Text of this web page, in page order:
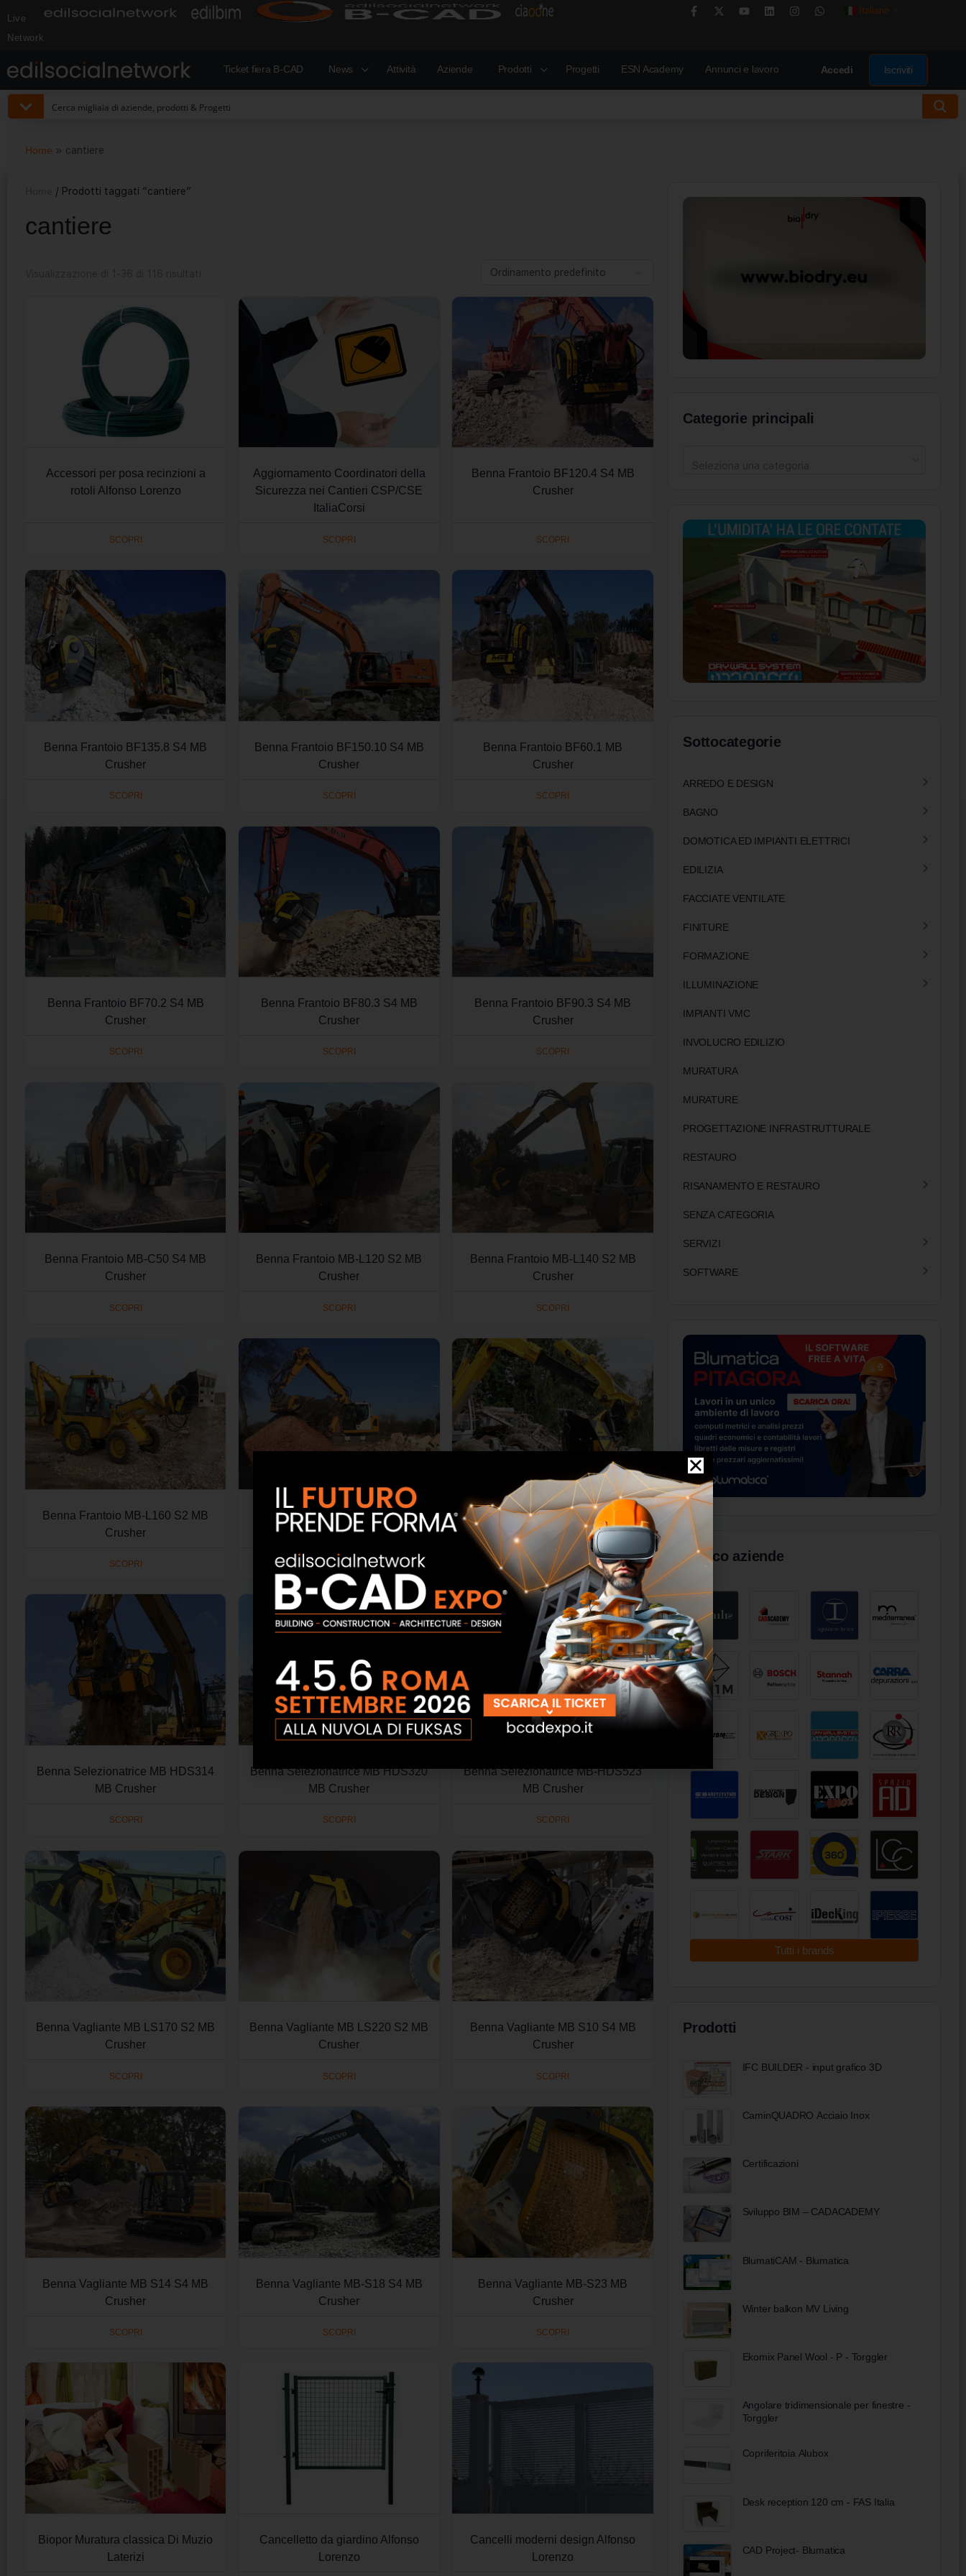
Live
Network
Italiano
Ticket fiera B-CAD News Attività Aziende Prodotti Progetti ESN Academy Annunci e lavoro Accedi Iscriviti
Home » cantiere
/ Prodotti taggati “cantiere”
cantiere
Accessori per posa recinzioni a
rotoli Alfonso Lorenzo
SCOPRI
Aggiornamento Coordinatori della
Sicurezza nei Cantieri CSP/CSE
ItaliaCorsi
SCOPRI
Benna Frantoio BF120.4 S4 MB
Crusher
SCOPRI
Benna Frantoio BF135.8 S4 MB
Crusher
SCOPRI
Benna Frantoio BF150.10 S4 MB
Crusher
SCOPRI
Benna Frantoio BF60.1 MB
Crusher
SCOPRI
Benna Frantoio BF70.2 S4 MB
Crusher
SCOPRI
Benna Frantoio BF80.3 S4 MB
Crusher
SCOPRI
Benna Frantoio BF90.3 S4 MB
Crusher
SCOPRI
Benna Frantoio MB-C50 S4 MB
Crusher
SCOPRI
Benna Frantoio MB-L120 S2 MB
Crusher
SCOPRI
Benna Frantoio MB-L140 S2 MB
Crusher
SCOPRI
Benna Frantoio MB-L160 S2 MB
Crusher
SCOPRI
Benna Frantoio MB-L200 S2 MB
Crusher
SCOPRI
Benna Selezionatrice MB HDS214
MB Crusher
SCOPRI
Benna Selezionatrice MB HDS314
MB Crusher
SCOPRI
Benna Selezionatrice MB HDS320
MB Crusher
SCOPRI
Benna Selezionatrice MB-HDS523
MB Crusher
SCOPRI
Benna Vagliante MB LS170 S2 MB
Crusher
SCOPRI
Benna Vagliante MB LS220 S2 MB
Crusher
SCOPRI
Benna Vagliante MB S10 S4 MB
Crusher
SCOPRI
Benna Vagliante MB S14 S4 MB
Crusher
SCOPRI
Benna Vagliante MB-S18 S4 MB
Crusher
SCOPRI
Benna Vagliante MB-S23 MB
Crusher
SCOPRI
Biopor Muratura classica Di Muzio
Laterizi
Cancelletto da giardino Alfonso
Lorenzo
Cancelli moderni design Alfonso
Lorenzo
Categorie principali
Sottocategorie
ARREDO E DESIGN
BAGNO
DOMOTICA ED IMPIANTI ELETTRICI
EDILIZIA
FACCIATE VENTILATE
FINITURE
FORMAZIONE
ILLUMINAZIONE
IMPIANTI VMC
INVOLUCRO EDILIZIO
MURATURA
MURATURE
PROGETTAZIONE INFRASTRUTTURALE
RESTAURO
RISANAMENTO E RESTAURO
SENZA CATEGORIA
SERVIZI
SOFTWARE
Elenco aziende
Tutti i brands
Prodotti
IFC BUILDER - input grafico 3D
CaminQUADRO Acciaio Inox
Certificazioni
Sviluppo BIM – CADACADEMY
BlumatiCAM - Blumatica
Winter balkon MV Living
Ekomix Panel Wool - P - Torggler
Angolare tridimensionale per finestre -
Torggler
Copriferitoia Alubox
Desk reception 120 cm - FAS Italia
CAD Project- Blumatica